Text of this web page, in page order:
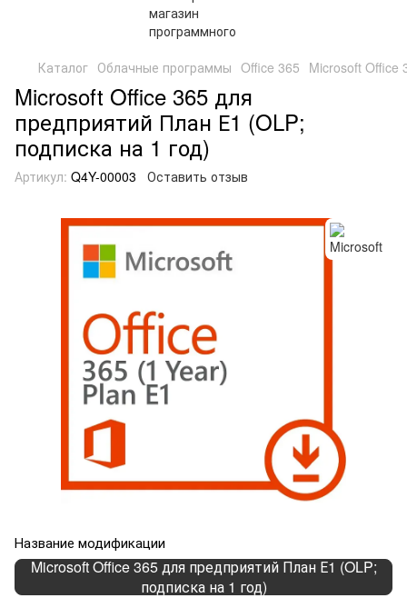
Каталог Облачные программы Office 365 Microsoft Office
Microsoft Office 365 для
предприятий План Е1 (OLP;
подписка на 1 год)
Артикул: Q4Y-00003 Оставить отзыв
Название модификации
Microsoft Office 365 для предприятий План Е1 (OLP;
подписка на 1 год)